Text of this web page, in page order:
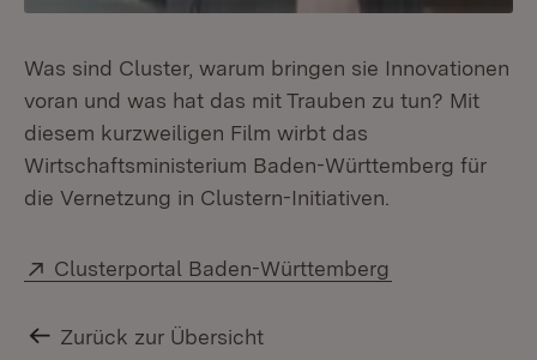
Was sind Cluster, warum bringen sie Innovationen
voran und was hat das mit Trauben zu tun? Mit
diesem kurzweiligen Film wirbt das
Wirtschaftsministerium Baden-Württemberg für
die Vernetzung in Clustern-Initiativen.
Extern:
Clusterportal Baden-Württemberg
Zurück zur Übersicht